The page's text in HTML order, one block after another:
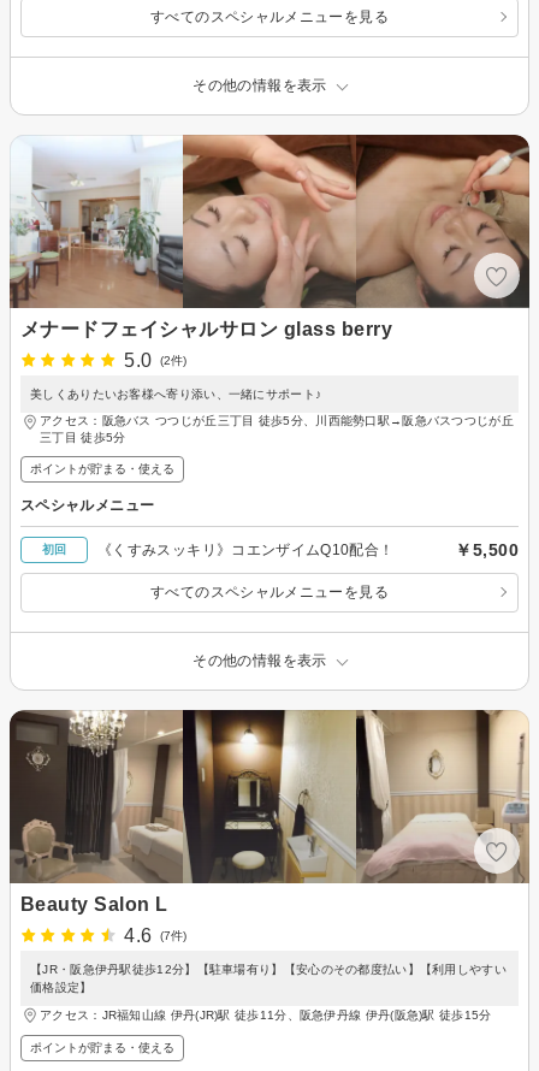
すべてのスペシャルメニューを見る
その他の情報を表示
メナードフェイシャルサロン glass berry
5.0
(2件)
美しくありたいお客様へ寄り添い、一緒にサポート♪
アクセス：阪急バス つつじが丘三丁目 徒歩5分、川西能勢口駅→阪急バスつつじが丘
三丁目 徒歩5分
ポイントが貯まる・使える
スペシャルメニュー
初回 《くすみスッキリ》コエンザイムQ10配合！ ￥5,500
すべてのスペシャルメニューを見る
その他の情報を表示
Beauty Salon L
4.6
(7件)
【JR・阪急伊丹駅徒歩12分】【駐車場有り】【安心のその都度払い】【利用しやすい
価格設定】
アクセス：JR福知山線 伊丹(JR)駅 徒歩11分、阪急伊丹線 伊丹(阪急)駅 徒歩15分
ポイントが貯まる・使える